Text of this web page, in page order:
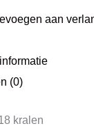
aan
(0)
kralen